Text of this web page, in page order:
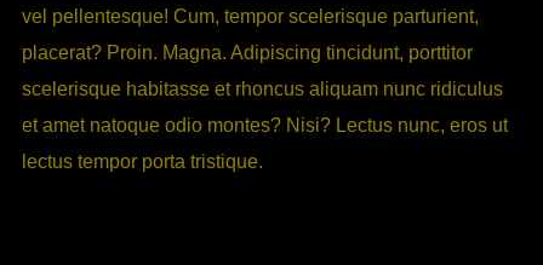
vel pellentesque! Cum, tempor scelerisque parturient,
placerat? Proin. Magna. Adipiscing tincidunt, porttitor
scelerisque habitasse et rhoncus aliquam nunc ridiculus
et amet natoque odio montes? Nisi? Lectus nunc, eros ut
lectus tempor porta tristique.